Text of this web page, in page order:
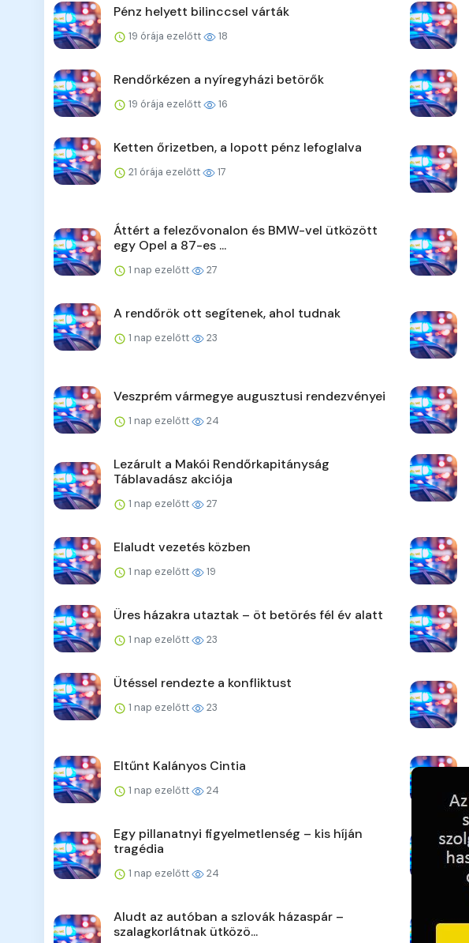
Pénz helyett bilinccsel várták
19 órája ezelőtt 18
Rendőrkézen a nyíregyházi betörők
19 órája ezelőtt 16
Ketten őrizetben, a lopott pénz lefoglalva
21 órája ezelőtt 17
Áttért a felezővonalon és BMW-vel ütközött
egy Opel a 87-es ...
1 nap ezelőtt 27
A rendőrök ott segítenek, ahol tudnak
1 nap ezelőtt 23
Veszprém vármegye augusztusi rendezvényei
1 nap ezelőtt 24
Lezárult a Makói Rendőrkapitányság
Táblavadász akciója
1 nap ezelőtt 27
Elaludt vezetés közben
1 nap ezelőtt 19
Üres házakra utaztak – öt betörés fél év alatt
1 nap ezelőtt 23
Ütéssel rendezte a konfliktust
1 nap ezelőtt 23
Eltűnt Kalányos Cintia
1 nap ezelőtt 24
Egy pillanatnyi figyelmetlenség – kis híján
tragédia
1 nap ezelőtt 24
Aludt az autóban a szlovák házaspár –
szalagkorlátnak ütközö...